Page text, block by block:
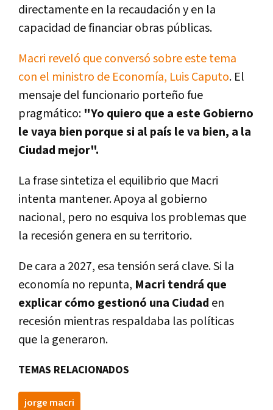
directamente en la recaudación y en la
capacidad de financiar obras públicas.
Macri reveló que conversó sobre este tema
con el ministro de Economía, Luis Caputo. El
mensaje del funcionario porteño fue
pragmático: "Yo quiero que a este Gobierno
le vaya bien porque si al país le va bien, a la
Ciudad mejor".
La frase sintetiza el equilibrio que Macri
intenta mantener. Apoya al gobierno
nacional, pero no esquiva los problemas que
la recesión genera en su territorio.
De cara a 2027, esa tensión será clave. Si la
economía no repunta, Macri tendrá que
explicar cómo gestionó una Ciudad en
recesión mientras respaldaba las políticas
que la generaron.
TEMAS RELACIONADOS
jorge macri